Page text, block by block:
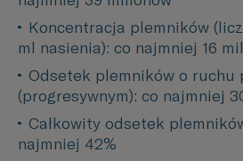
Koncentracja plemników
ml nasienia): co najmniej 16
Odsetek plemników o ruchu
(progresywnym): co najmniej
Całkowity odsetek
najmniej 42%